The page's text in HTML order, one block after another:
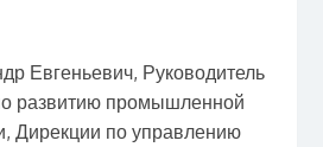
Евгеньевич, Руководитель
развитию промышленной
Дирекции по управлению